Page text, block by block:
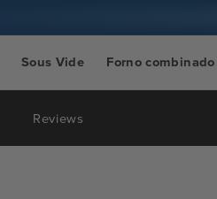
Sous Vide Forno combinado
Reviews